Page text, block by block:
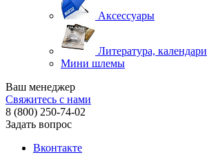
Аксессуары
Литература, календари
Мини шлемы
Ваш менеджер
Свяжитесь с нами
8 (800) 250-74-02
Задать вопрос
Вконтакте